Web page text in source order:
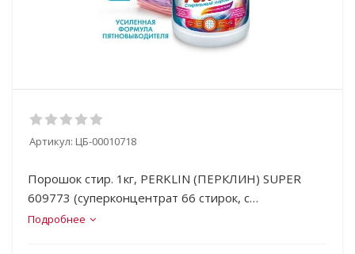
Артикул: ЦБ-00010718
Порошок стир. 1кг, PERKLIN (ПЕРКЛИН) SUPER
609773 (суперконцентрат 66 стирок, с
пятновыводителем)
Подробнее